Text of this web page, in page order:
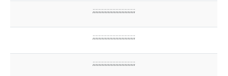
;;;;;;;;;;;;;;;;;;;;;;;;;;;;
;;;;;;;;;;;;;;;;;;;;;;;;;;;;
;;;;;;;;;;;;;;;;;;;;;;;;;;;;